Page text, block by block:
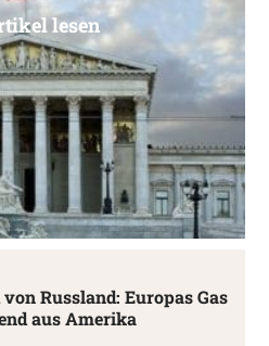
lesen
Russland: Europas Gas
aus Amerika